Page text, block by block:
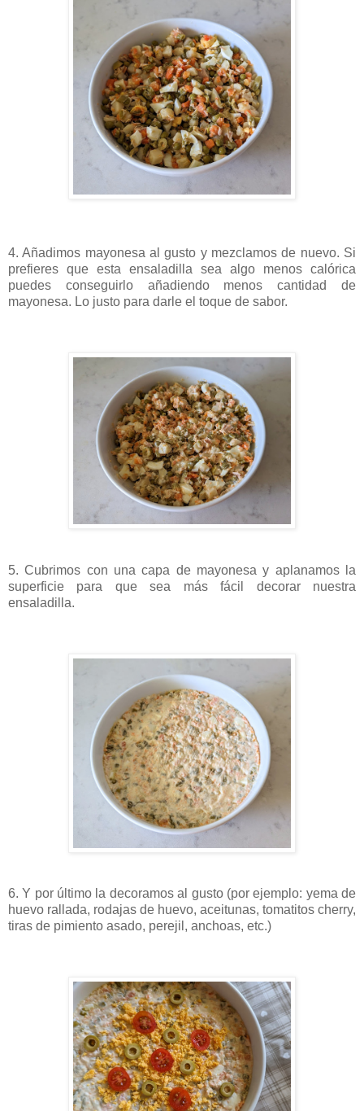
4. Añadimos mayonesa al gusto y mezclamos de nuevo. Si
prefieres que esta ensaladilla sea algo menos calórica
puedes conseguirlo añadiendo menos cantidad de
mayonesa. Lo justo para darle el toque de sabor.
5. Cubrimos con una capa de mayonesa y aplanamos la
superficie para que sea más fácil decorar nuestra
ensaladilla.
6. Y por último la decoramos al gusto (por ejemplo: yema de
huevo rallada, rodajas de huevo, aceitunas, tomatitos cherry,
tiras de pimiento asado, perejil, anchoas, etc.)